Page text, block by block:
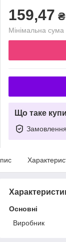
159,47 ₴
Мінімальна
Що таке
Основні
Виробник